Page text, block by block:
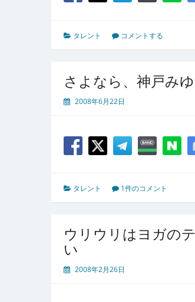
タレント コメントする
さよなら、神戸み
2008年6月22日
タレント 1件のコメント
ウリウリはヨガの
い
2008年2月26日